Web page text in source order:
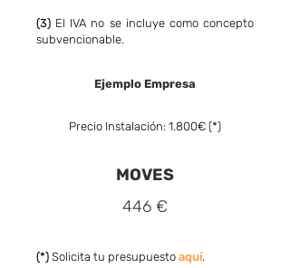
(3) El IVA no se incluye como concepto
subvencionable.
Ejemplo Empresa
Precio Instalación: 1.800€ (*)
MOVES
446 €
(*) Solicita tu presupuesto aquí.